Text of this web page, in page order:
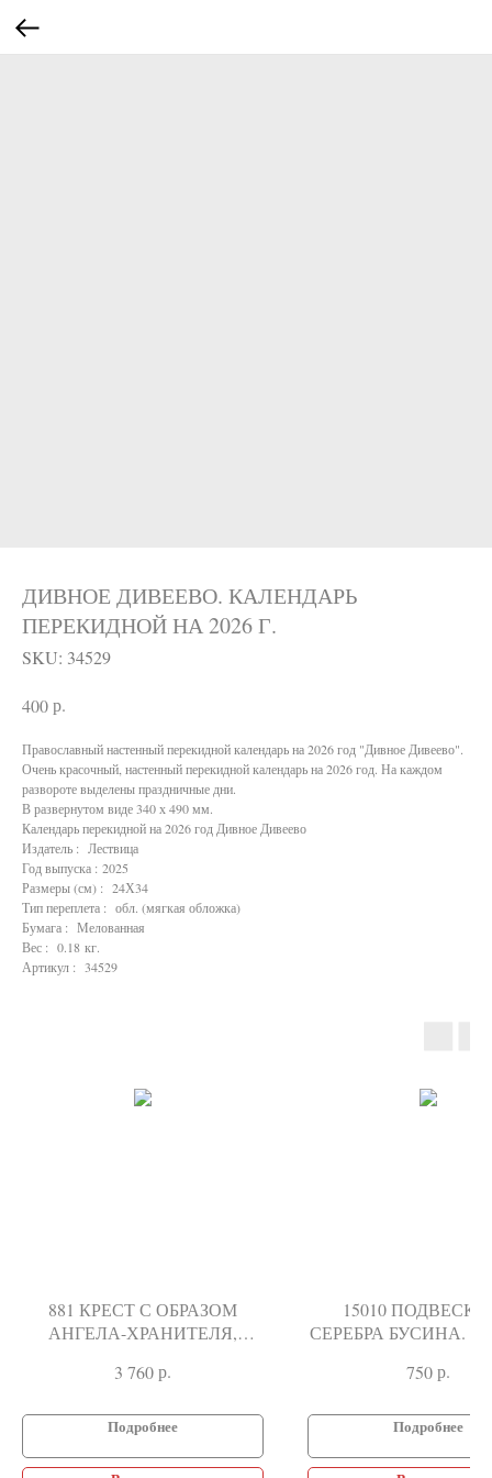
ДИВНОЕ ДИВЕЕВО. КАЛЕНДАРЬ
ПЕРЕКИДНОЙ НА 2026 Г.
SKU: 34529
400р.
Православный настенный перекидной календарь на 2026 год "Дивное Дивеево".
Очень красочный, настенный перекидной календарь на 2026 год. На каждом
развороте выделены праздничные дни.
В развернутом виде 340 х 490 мм.
Календарь перекидной на 2026 год Дивное Дивеево
Издатель : Лествица
Год выпуска : 2025
Размеры (см) : 24Х34
Тип переплета : обл. (мягкая обложка)
Бумага : Мелованная
Вес : 0.18 кг.
Артикул : 34529
881 КРЕСТ С ОБРАЗОМ
АНГЕЛА-ХРАНИТЕЛЯ,
3 760р.
Подробнее
15010
СЕРЕБРА БУСИНА.
750р.
Подробнее